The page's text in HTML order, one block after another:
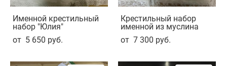
Именной крестильный
набор "Юлия"
от 5 650 pуб.
Крестильный набор
именной из муслина
от 7 300 pуб.